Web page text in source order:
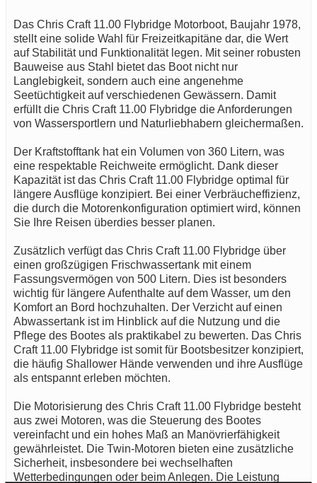
Das Chris Craft 11.00 Flybridge Motorboot, Baujahr 1978,
stellt eine solide Wahl für Freizeitkapitäne dar, die Wert
auf Stabilität und Funktionalität legen. Mit seiner robusten
Bauweise aus Stahl bietet das Boot nicht nur
Langlebigkeit, sondern auch eine angenehme
Seetüchtigkeit auf verschiedenen Gewässern. Damit
erfüllt die Chris Craft 11.00 Flybridge die Anforderungen
von Wassersportlern und Naturliebhabern gleichermaßen.
Der Kraftstofftank hat ein Volumen von 360 Litern, was
eine respektable Reichweite ermöglicht. Dank dieser
Kapazität ist das Chris Craft 11.00 Flybridge optimal für
längere Ausflüge konzipiert. Bei einer Verbräucheffizienz,
die durch die Motorenkonfiguration optimiert wird, können
Sie Ihre Reisen überdies besser planen.
Zusätzlich verfügt das Chris Craft 11.00 Flybridge über
einen großzügigen Frischwassertank mit einem
Fassungsvermögen von 500 Litern. Dies ist besonders
wichtig für längere Aufenthalte auf dem Wasser, um den
Komfort an Bord hochzuhalten. Der Verzicht auf einen
Abwassertank ist im Hinblick auf die Nutzung und die
Pflege des Bootes als praktikabel zu bewerten. Das Chris
Craft 11.00 Flybridge ist somit für Bootsbesitzer konzipiert,
die häufig Shallower Hände verwenden und ihre Ausflüge
als entspannt erleben möchten.
Die Motorisierung des Chris Craft 11.00 Flybridge besteht
aus zwei Motoren, was die Steuerung des Bootes
vereinfacht und ein hohes Maß an Manövrierfähigkeit
gewährleistet. Die Twin-Motoren bieten eine zusätzliche
Sicherheit, insbesondere bei wechselhaften
Wetterbedingungen oder beim Anlegen. Die Leistung